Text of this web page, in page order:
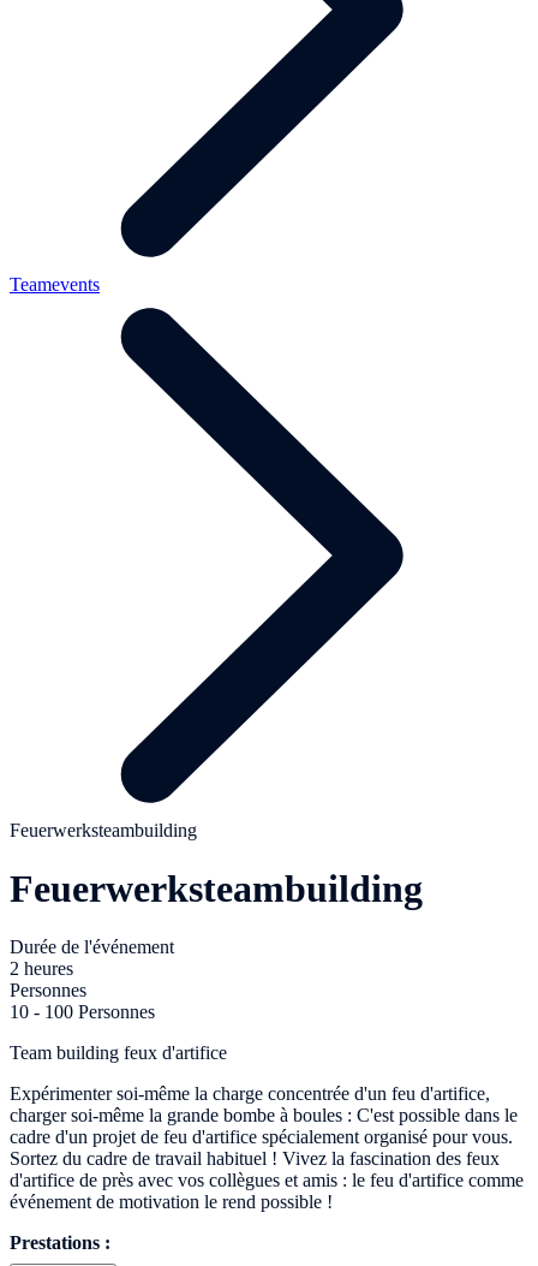
Teamevents
Feuerwerksteambuilding
Feuerwerksteambuilding
Durée de l'événement
2 heures
Personnes
10 - 100 Personnes
Team building feux d'artifice
Expérimenter soi-même la charge concentrée d'un feu d'artifice,
charger soi-même la grande bombe à boules : C'est possible dans le
cadre d'un projet de feu d'artifice spécialement organisé pour vous.
Sortez du cadre de travail habituel ! Vivez la fascination des feux
d'artifice de près avec vos collègues et amis : le feu d'artifice comme
événement de motivation le rend possible !
Prestations :